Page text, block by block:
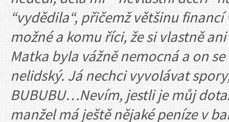
“vydědila“, přičemž většinu
možné a komu říci, že si vlastně
Matka byla vážně nemocná a on
nelidský. Já nechci vyvolávat
BUBUBU…Nevím, jestli je můj
manžel má ještě nějaké peníze v